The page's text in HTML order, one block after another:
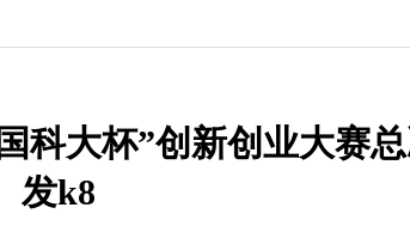
科大杯”创新创业大赛
发k8